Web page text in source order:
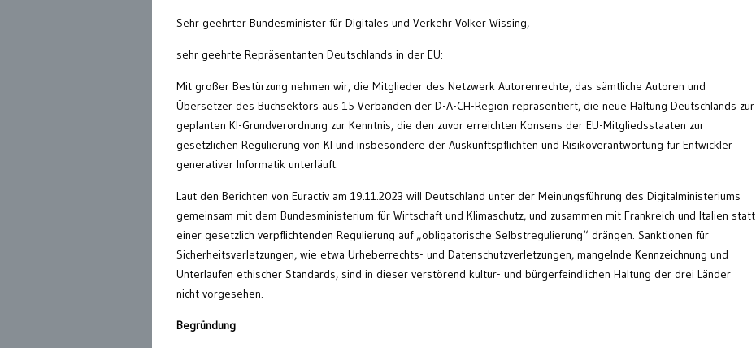
Sehr geehrter Bundesminister für Digitales und Verkehr Volker Wissing,
sehr geehrte Repräsentanten Deutschlands in der EU:
Mit großer Bestürzung nehmen wir, die Mitglieder des Netzwerk Autorenrechte, das sämtliche Autoren und
Übersetzer des Buchsektors aus 15 Verbänden der D-A-CH-Region repräsentiert, die neue Haltung Deutschlands zur
geplanten KI-Grundverordnung zur Kenntnis, die den zuvor erreichten Konsens der EU-Mitgliedsstaaten zur
gesetzlichen Regulierung von KI und insbesondere der Auskunftspflichten und Risikoverantwortung für Entwickler
generativer Informatik unterläuft.
Laut den Berichten von Euractiv am 19.11.2023 will Deutschland unter der Meinungsführung des Digitalministeriums
gemeinsam mit dem Bundesministerium für Wirtschaft und Klimaschutz, und zusammen mit Frankreich und Italien statt
einer gesetzlich verpflichtenden Regulierung auf „obligatorische Selbstregulierung“ drängen. Sanktionen für
Sicherheitsverletzungen, wie etwa Urheberrechts- und Datenschutzverletzungen, mangelnde Kennzeichnung und
Unterlaufen ethischer Standards, sind in dieser verstörend kultur- und bürgerfeindlichen Haltung der drei Länder
nicht vorgesehen.
Begründung